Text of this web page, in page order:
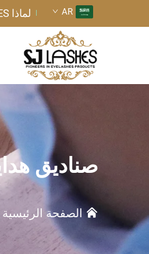
AR لماذا SJLASHES
صناديق
الصفحة الرئيسية